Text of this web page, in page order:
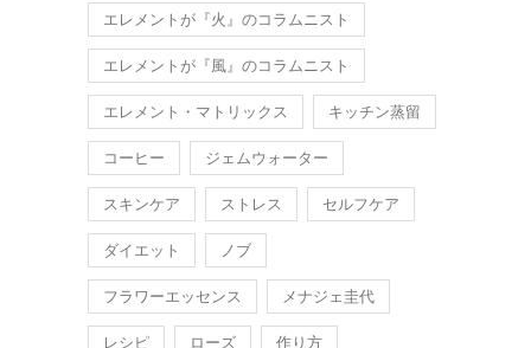
エレメントが『火』のコラムニスト
エレメントが『風』のコラムニスト
エレメント・マトリックス キッチン蒸留
コーヒー ジェムウォーター
スキンケア ストレス セルフケア
ダイエット ノブ
フラワーエッセンス メナジェ圭代
レシピ ローズ 作り方